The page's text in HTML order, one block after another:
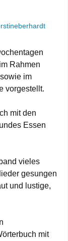
Rahmen
im
vorgestellt.
mit den
Essen
vieles
gesungen
und lustige,
mit